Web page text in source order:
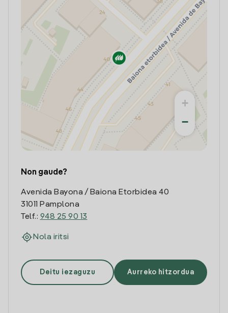
+
−
Non gaude?
Avenida Bayona / Baiona Etorbidea 40
31011 Pamplona
Telf.: 948 25 90 13
Nola iritsi
Deitu iezaguzu Aurreko hitzordua